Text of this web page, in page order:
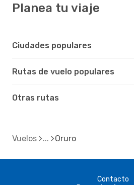
Planea tu viaje
Ciudades populares
Rutas de vuelo populares
Otras rutas
Vuelos Oruro
Contacto